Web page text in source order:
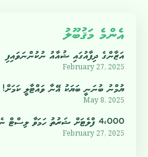
އެންމެ މަޤުބޫލު
އަޒާންގެ ދިފާއުގައި ޝުއާއު ނުކުންނަވައިފި
February 27, 2025
ޔުމްނު ބުނަނީ ބަޔަކު އޭނާ ވައްޓާލީ ކަމަށް!
May 8, 2025
4،000 ފްލެޓަށް ޝަރުތު ހަމަވާ ލިސްޓް ނެރެފި
February 27, 2025